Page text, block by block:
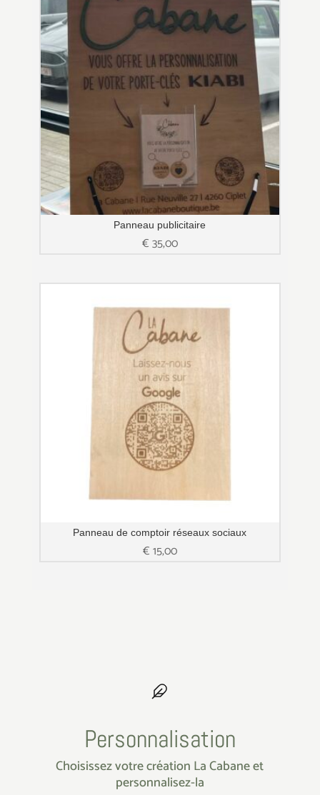
Panneau publicitaire
€35,00
Panneau de comptoir réseaux sociaux
€15,00
Personnalisation
Choisissez votre création La Cabane et
personnalisez-la